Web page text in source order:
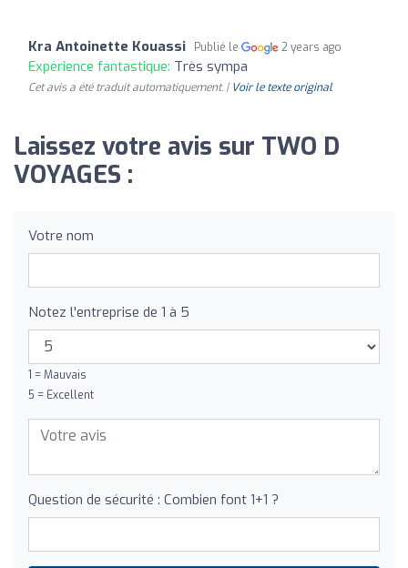
Kra Antoinette Kouassi Publié le 2 years ago
Expérience fantastique: Très sympa
Cet avis a été traduit automatiquement. | Voir le texte original
Laissez votre avis sur TWO D
VOYAGES :
Votre nom
Notez l'entreprise de 1 à 5
1 = Mauvais
5 = Excellent
Question de sécurité : Combien font 1+1 ?